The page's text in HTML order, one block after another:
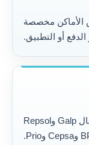
الأماكن مخصصة
أو التطبيق.
تشمل محطات الوقود الشائعة في البرتغال Galp وRepsol